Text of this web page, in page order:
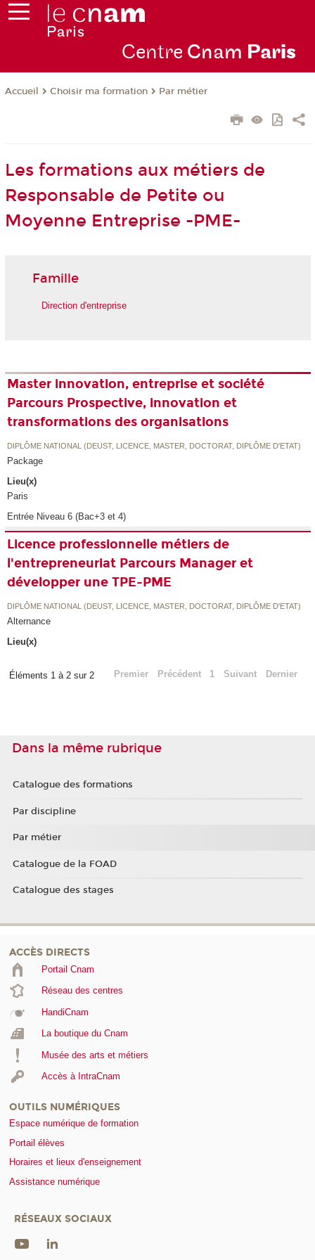
Centre Cnam Paris
Accueil Choisir ma formation Par métier
Les formations aux métiers de
Responsable de Petite ou
Moyenne Entreprise -PME-
Famille
Direction d'entreprise
Master innovation, entreprise et société
Parcours Prospective, innovation et
transformations des organisations
DIPLÔME NATIONAL (DEUST, LICENCE, MASTER, DOCTORAT, DIPLÔME D'ETAT)
Package
Lieu(x)
Paris
Entrée Niveau 6 (Bac+3 et 4)
Licence professionnelle métiers de
l'entrepreneuriat Parcours Manager et
développer une TPE-PME
DIPLÔME NATIONAL (DEUST, LICENCE, MASTER, DOCTORAT, DIPLÔME D'ETAT)
Alternance
Lieu(x)
Éléments 1 à 2 sur 2 Premier Précédent 1 Suivant Dernier
Dans la même rubrique
Catalogue des formations
Par discipline
Par métier
Catalogue de la FOAD
Catalogue des stages
ACCÈS DIRECTS
Portail Cnam
Réseau des centres
HandiCnam
La boutique du Cnam
Musée des arts et métiers
Accès à IntraCnam
OUTILS NUMÉRIQUES
Espace numérique de formation
Portail élèves
Horaires et lieux d'enseignement
Assistance numérique
RÉSEAUX SOCIAUX